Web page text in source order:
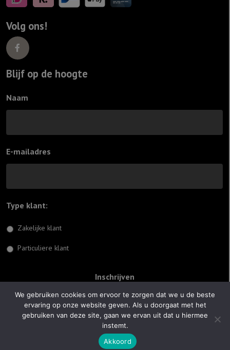
Volg ons!
Blijf op de hoogte
Naam
E-mailadres
Type klant:
Zakelijke klant
Particuliere klant
© 2026 Jiftach
Optimus Websites
We gebruiken cookies om ervoor te zorgen dat we u de beste
ervaring op onze website geven. Als u doorgaat met het
gebruiken van deze site, gaan we ervan uit dat u hiermee
instemt.
Akkoord